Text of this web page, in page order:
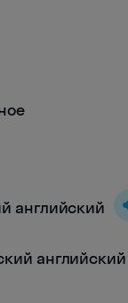
английский
английский